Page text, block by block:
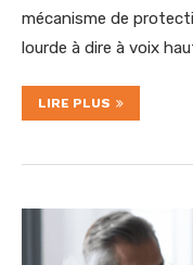
mécanisme de
lourde à dire à voix
LIRE PLUS